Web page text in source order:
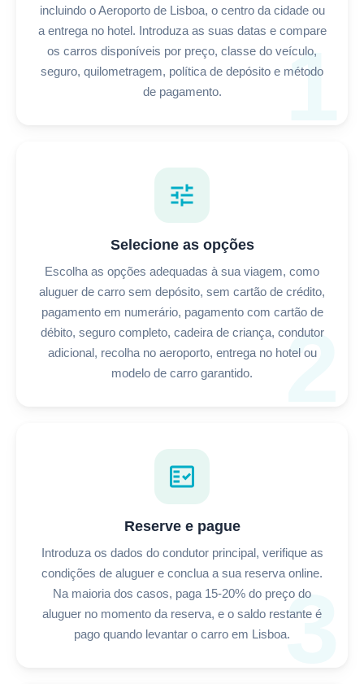
1
incluindo o Aeroporto de Lisboa, o centro da cidade ou
a entrega no hotel. Introduza as suas datas e compare
os carros disponíveis por preço, classe do veículo,
seguro, quilometragem, política de depósito e método
de pagamento.
2
tune
Selecione as opções
Escolha as opções adequadas à sua viagem, como
aluguer de carro sem depósito, sem cartão de crédito,
pagamento em numerário, pagamento com cartão de
débito, seguro completo, cadeira de criança, condutor
adicional, recolha no aeroporto, entrega no hotel ou
modelo de carro garantido.
3
fact_check
Reserve e pague
Introduza os dados do condutor principal, verifique as
condições de aluguer e conclua a sua reserva online.
Na maioria dos casos, paga 15-20% do preço do
aluguer no momento da reserva, e o saldo restante é
pago quando levantar o carro em Lisboa.